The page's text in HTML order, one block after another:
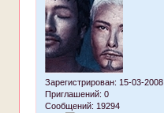
Зарегистрирован: 15-03-2008
Приглашений: 0
Сообщений: 19294